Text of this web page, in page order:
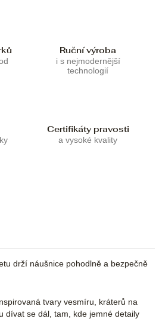
Ruční výroba
i s nejmodernější
technologií
Certifikáty pravosti
a vysoké kvality
drží náušnice pohodlně a bezpečně
tvary vesmíru, kráterů na
dívat se dál, tam, kde jemné detaily